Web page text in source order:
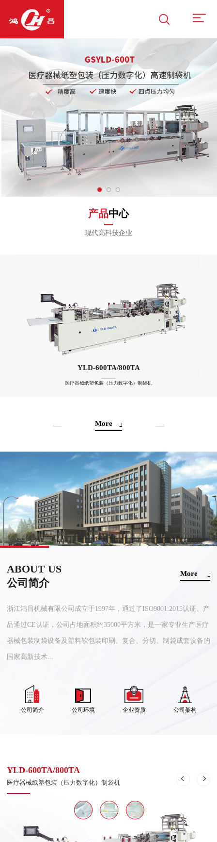
产品中心
现代高科技企业
YLD-600TA/800TA
医疗器械纸塑包装（压力数字化）制袋机
More
More
ABOUT US
公司简介
浙江鸿昌机械有限公司成立于1997年，通过了ISO9001:2015认证、产
品通过CE认证，公司占地面积约35000平方米，是一家专业生产医疗
器械包装制袋设备及塑料软包装印刷、复合、分切、制袋成套设备的
国家高新技术...
公司简介 公司环境 企业资质 公司架构
YLD-600TA/800TA
医疗器械纸塑包装（压力数字化）制袋机